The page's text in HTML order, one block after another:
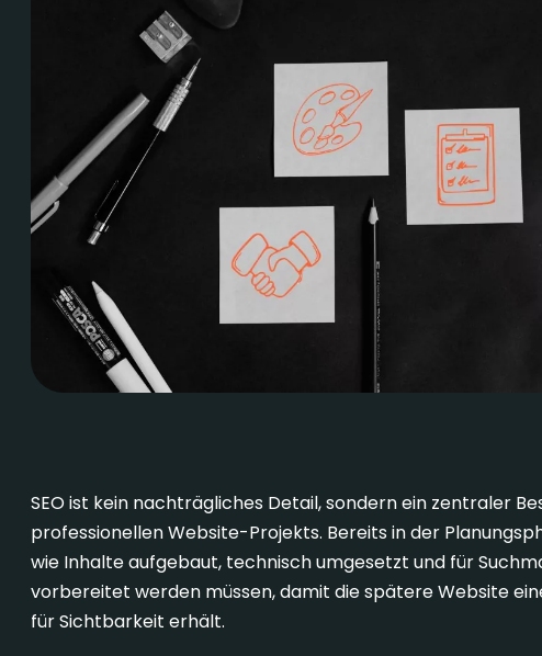
SEO ist kein nachträgliches Detail, sondern ein zentraler
professionellen Website-Projekts. Bereits in der
wie Inhalte aufgebaut, technisch umgesetzt und für
vorbereitet werden müssen, damit die spätere Website
für Sichtbarkeit erhält.